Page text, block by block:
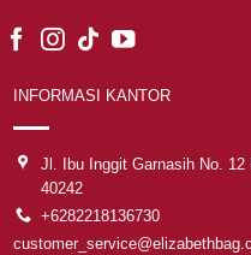
INFORMASI KANTOR
Jl. Ibu Inggit Garnasih No.
40242
+6282218136730